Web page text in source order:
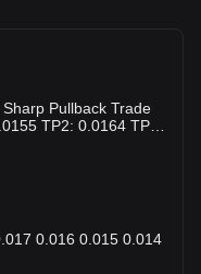
TP2: 0.0164 TP3: